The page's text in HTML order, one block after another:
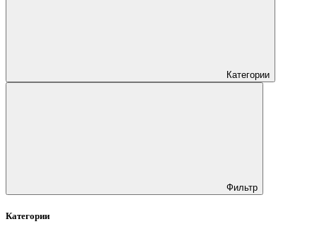
Категории
Фильтр
Категории